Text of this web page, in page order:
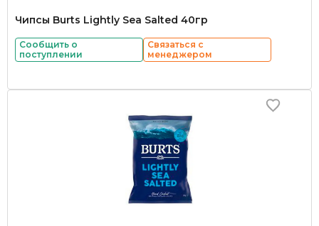
Чипсы Burts Lightly Sea Salted 40гр
Сообщить о
поступлении
Связаться с
менеджером